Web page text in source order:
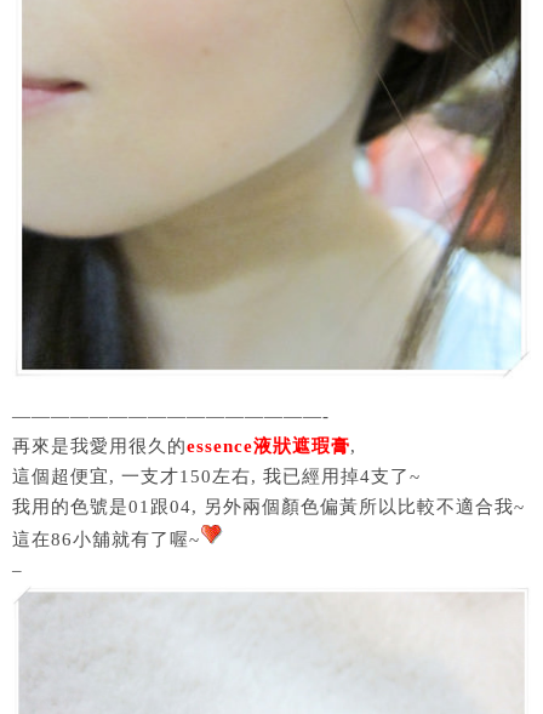
————————————————-
再來是我愛用很久的essence液狀遮瑕膏,
這個超便宜, 一支才150左右, 我已經用掉4支了~
我用的色號是01跟04, 另外兩個顏色偏黃所以比較不適合我~
這在86小舖就有了喔~
–